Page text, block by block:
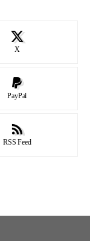
X
PayPal
RSS Feed